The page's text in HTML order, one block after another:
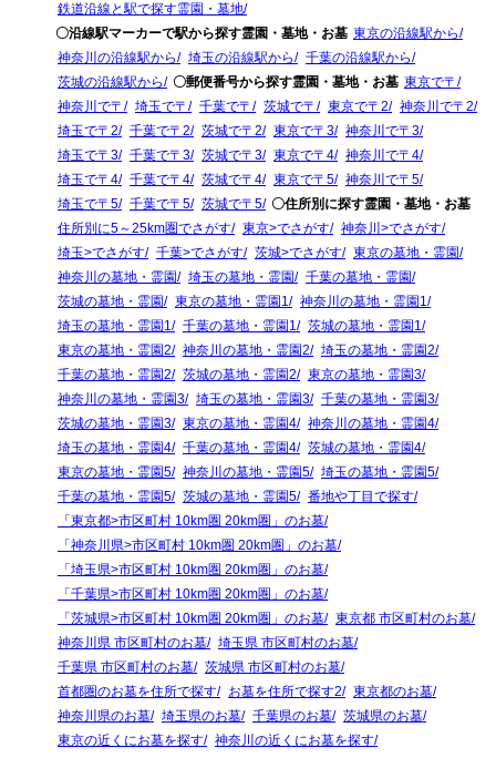
鉄道沿線と駅で探す霊園・墓地
〇沿線駅マーカーで駅から探す霊園・墓地・お墓 東京の沿線駅から
神奈川の沿線駅から
埼玉の沿線駅から
千葉の沿線駅から
茨城の沿線駅から
〇郵便番号から探す霊園・墓地・お墓 東京で〒
神奈川で〒
埼玉で〒 千葉で〒 茨城で〒 東京で〒2
神奈川で〒2
埼玉で〒2
千葉で〒2 茨城で〒2 東京で〒3
神奈川で〒3
埼玉で〒3
千葉で〒3 茨城で〒3 東京で〒4
神奈川で〒4
埼玉で〒4
千葉で〒4 茨城で〒4 東京で〒5
神奈川で〒5
埼玉で〒5
千葉で〒5 茨城で〒5
〇住所別に探す霊園・墓地・お墓
住所別に5～25km圏でさがす
東京>でさがす
神奈川>でさがす
埼玉>でさがす
千葉>でさがす 茨城>でさがす
東京の墓地・霊園
神奈川の墓地・霊園
埼玉の墓地・霊園
千葉の墓地・霊園
茨城の墓地・霊園
東京の墓地・霊園1
神奈川の墓地・霊園1
埼玉の墓地・霊園1
千葉の墓地・霊園1
茨城の墓地・霊園1
東京の墓地・霊園2
神奈川の墓地・霊園2
埼玉の墓地・霊園2
千葉の墓地・霊園2
茨城の墓地・霊園2
東京の墓地・霊園3
神奈川の墓地・霊園3
埼玉の墓地・霊園3
千葉の墓地・霊園3
茨城の墓地・霊園3
東京の墓地・霊園4
神奈川の墓地・霊園4
埼玉の墓地・霊園4
千葉の墓地・霊園4
茨城の墓地・霊園4
東京の墓地・霊園5
神奈川の墓地・霊園5
埼玉の墓地・霊園5
千葉の墓地・霊園5
茨城の墓地・霊園5
番地や丁目で探す
「東京都>市区町村 10km圏 20km圏」のお墓
「神奈川県>市区町村 10km圏 20km圏」のお墓
「埼玉県>市区町村 10km圏 20km圏」のお墓
「千葉県>市区町村 10km圏 20km圏」のお墓
「茨城県>市区町村 10km圏 20km圏」のお墓
東京都 市区町村のお墓
神奈川県 市区町村のお墓
埼玉県 市区町村のお墓
千葉県 市区町村のお墓
茨城県 市区町村のお墓
首都圏のお墓を住所で探す
お墓を住所で探す2
東京都のお墓
神奈川県のお墓
埼玉県のお墓 千葉県のお墓
茨城県のお墓
東京の近くにお墓を探す
神奈川の近くにお墓を探す